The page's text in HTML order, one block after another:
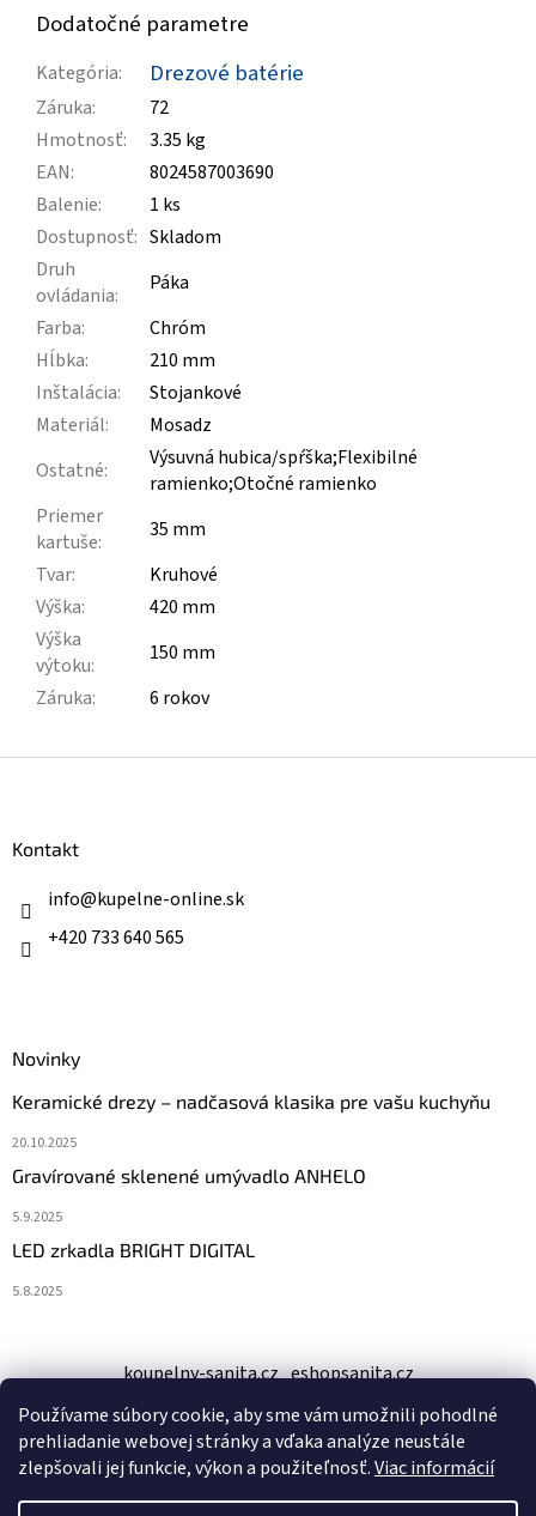
Používame súbory cookie, aby sme vám umožnili pohodlné
prehliadanie webovej stránky a vďaka analýze neustále
zlepšovali jej funkcie, výkon a použiteľnosť.Viac informácií
Dodatočné parametre
Kategória: Drezové batérie
Záruka:
72
Hmotnosť:
3.35 kg
EAN:
8024587003690
Balenie:
1 ks
Dostupnosť: Skladom
Druh
ovládania:
Páka
Farba:
Chróm
Hĺbka:
210 mm
Inštalácia:
Stojankové
Materiál:
Mosadz
Ostatné:
Výsuvná hubica/spŕška;Flexibilné
ramienko;Otočné ramienko
Priemer
kartuše:
35 mm
Tvar:
Kruhové
Výška:
420 mm
Výška
výtoku:
150 mm
Záruka: 6 rokov
Kontakt
info@kupelne-online.sk
+420 733 640 565
Novinky
Keramické drezy – nadčasová klasika pre vašu kuchyňu
20.10.2025
Gravírované sklenené umývadlo ANHELO
5.9.2025
LED zrkadla BRIGHT DIGITAL
5.8.2025
koupelny-sanita.cz eshopsanita.cz